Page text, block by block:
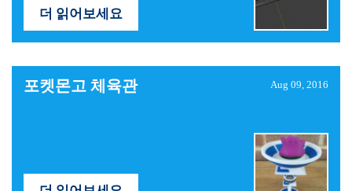
더 읽어보세요
포켓몬고 체육관 Aug 09, 2016